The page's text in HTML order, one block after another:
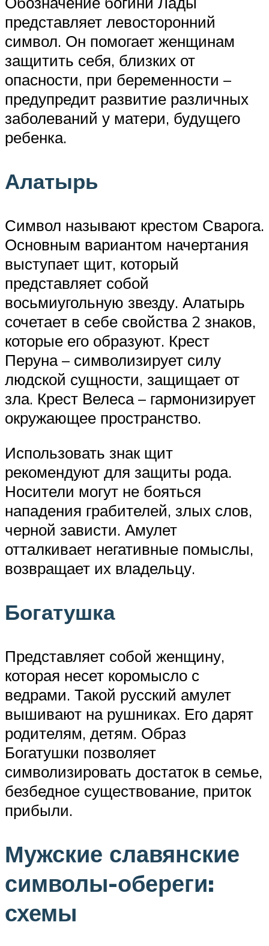
представляет левосторонний
символ. Он помогает женщинам
защитить себя, близких от
опасности, при беременности –
предупредит развитие различных
заболеваний у матери, будущего
ребенка.
Алатырь
Символ называют крестом Сварога.
Основным вариантом начертания
выступает щит, который
представляет собой
восьмиугольную звезду. Алатырь
сочетает в себе свойства 2 знаков,
которые его образуют. Крест
Перуна – символизирует силу
людской сущности, защищает от
зла. Крест Велеса – гармонизирует
окружающее пространство.
Использовать знак щит
рекомендуют для защиты рода.
Носители могут не бояться
нападения грабителей, злых слов,
черной зависти. Амулет
отталкивает негативные помыслы,
возвращает их владельцу.
Богатушка
Представляет собой женщину,
которая несет коромысло с
ведрами. Такой русский амулет
вышивают на рушниках. Его дарят
родителям, детям. Образ
Богатушки позволяет
символизировать достаток в семье,
безбедное существование, приток
прибыли.
Мужские славянские
символы-обереги:
схемы